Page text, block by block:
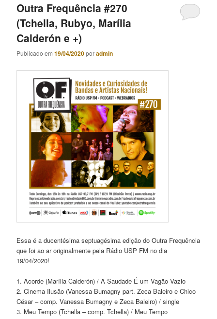
Outra Frequência #270
(Tchella, Rubyo, Marília
Calderón e +)
Publicado em19/04/2020poradmin
Essa é a ducentésima septuagésima edição do Outra Frequência
que foi ao ar originalmente pela Rádio USP FM no dia
19/04/2020!
1. Acorde (Marília Calderón) / A Saudade É um Vagão Vazio
2. Cinema Ilusão (Vanessa Bumagny part. Zeca Baleiro e Chico
César – comp. Vanessa Bumagny e Zeca Baleiro) / single
3. Meu Tempo (Tchella – comp. Tchella) / Meu Tempo